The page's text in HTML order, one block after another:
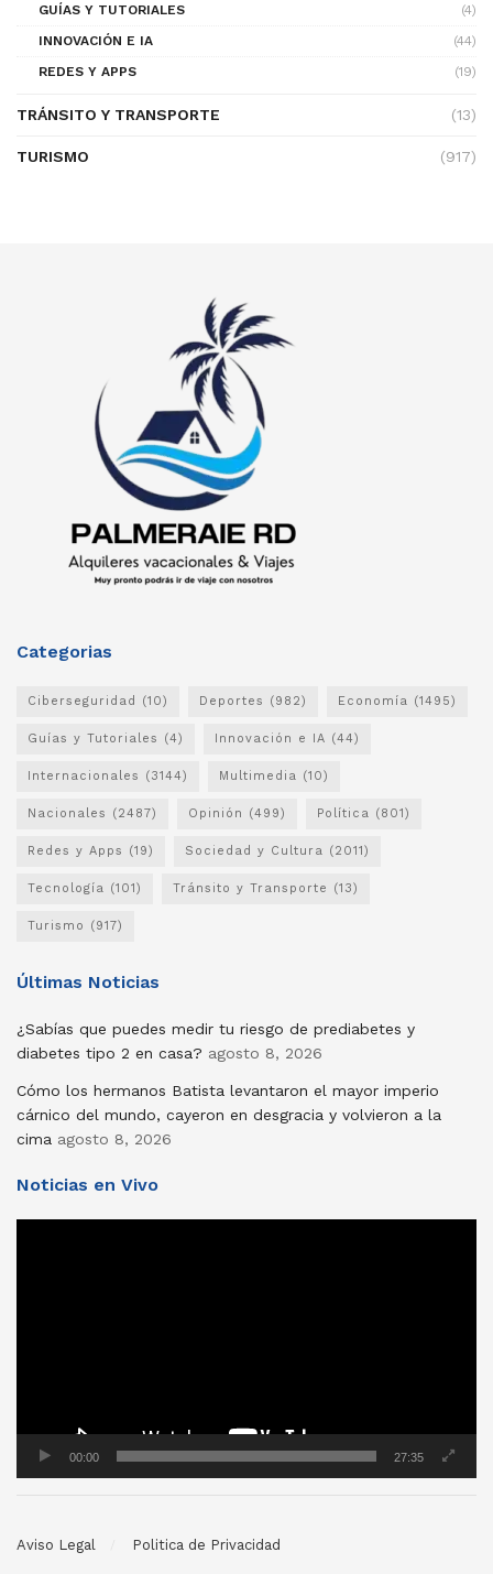
GUÍAS Y TUTORIALES
(4)
INNOVACIÓN E IA
(44)
REDES Y APPS
(19)
TRÁNSITO Y TRANSPORTE (13)
TURISMO (917)
Categorias
Ciberseguridad (10) Deportes (982) Economía (1495)
Guías y Tutoriales (4) Innovación e IA (44)
Internacionales (3144) Multimedia (10)
Nacionales (2487) Opinión (499) Política (801)
Redes y Apps (19) Sociedad y Cultura (2011)
Tecnología (101) Tránsito y Transporte (13)
Turismo (917)
Últimas Noticias
¿Sabías que puedes medir tu riesgo de prediabetes y
diabetes tipo 2 en casa? agosto 8, 2026
Cómo los hermanos Batista levantaron el mayor imperio
cárnico del mundo, cayeron en desgracia y volvieron a la
cima agosto 8, 2026
Noticias en Vivo
00:00 27:35
Aviso Legal Politica de Privacidad